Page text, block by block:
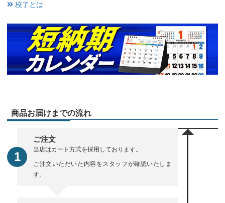
校了とは
商品お届けまでの流れ
ご注文
当店はカート方式を採用しております。
ご注文いただいた内容をスタッフが確認いたしま
す。